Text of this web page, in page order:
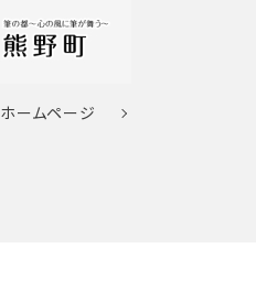
ホームページ